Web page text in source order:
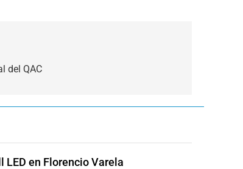
del QAC
LED en Florencio Varela